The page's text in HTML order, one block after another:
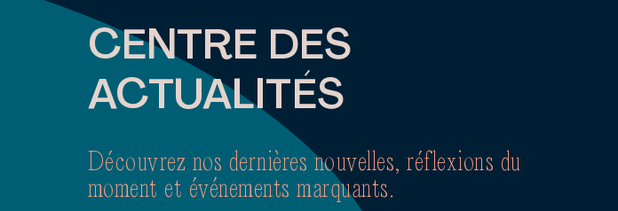
CENTRE DES
ACTUALITÉS
Découvrez nos dernières nouvelles, réflexions du
moment et événements marquants.